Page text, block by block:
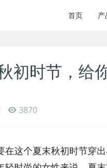
首页 产
初时节，给
3870
这个夏末秋初时节穿出